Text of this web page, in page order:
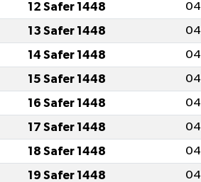
12 Safer 1448
13 Safer 1448
14 Safer 1448
15 Safer 1448
16 Safer 1448
17 Safer 1448
18 Safer 1448
19 Safer 1448